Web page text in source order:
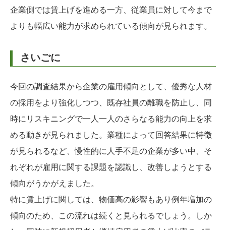
企業側では賃上げを進める一方、従業員に対して今まで
よりも幅広い能力が求められている傾向が見られます。
さいごに
今回の調査結果から企業の雇用傾向として、優秀な人材
の採用をより強化しつつ、既存社員の離職を防止し、同
時にリスキニングで一人一人のさらなる能力の向上を求
める動きが見られました。業種によって回答結果に特徴
が見られるなど、慢性的に人手不足の企業が多い中、そ
れぞれが雇用に関する課題を認識し、改善しようとする
傾向がうかがえました。
特に賃上げに関しては、物価高の影響もあり例年増加の
傾向のため、この流れは続くと見られるでしょう。しか